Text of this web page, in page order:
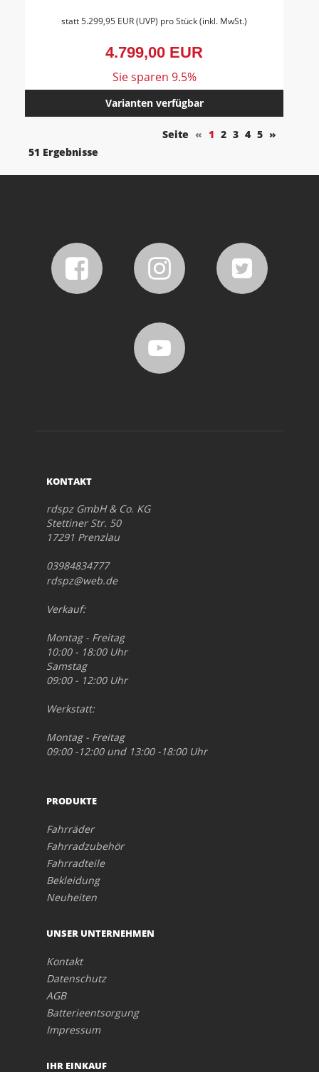
statt5.299,95 EUR(UVP) pro Stück (inkl. MwSt.)
4.799,00 EUR
Sie sparen 9.5%
Varianten verfügbar
Seite « 1 2 3 4 5 »
51 Ergebnisse
KONTAKT
rdspz GmbH & Co. KG
Stettiner Str. 50
17291 Prenzlau
03984834777
rdspz@web.de
Verkauf:
Montag - Freitag
10:00 - 18:00 Uhr
Samstag
09:00 - 12:00 Uhr
Werkstatt:
Montag - Freitag
09:00 -12:00 und 13:00 -18:00 Uhr
PRODUKTE
Fahrräder
Fahrradzubehör
Fahrradteile
Bekleidung
Neuheiten
UNSER UNTERNEHMEN
Kontakt
Datenschutz
AGB
Batterieentsorgung
Impressum
IHR EINKAUF